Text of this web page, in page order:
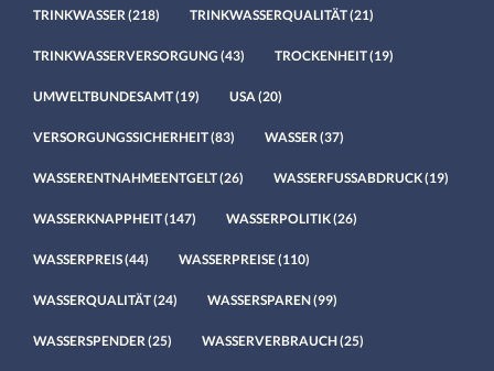
TRINKWASSER (218) TRINKWASSERQUALITÄT(21)
TRINKWASSERVERSORGUNG (43) TROCKENHEIT(19)
UMWELTBUNDESAMT(19) USA (20)
VERSORGUNGSSICHERHEIT(83) WASSER (37)
WASSERENTNAHMEENTGELT(26) WASSERFUSSABDRUCK(19)
WASSERKNAPPHEIT(147) WASSERPOLITIK(26)
WASSERPREIS(44) WASSERPREISE(110)
WASSERQUALITÄT(24) WASSERSPAREN(99)
WASSERSPENDER (25) WASSERVERBRAUCH(25)